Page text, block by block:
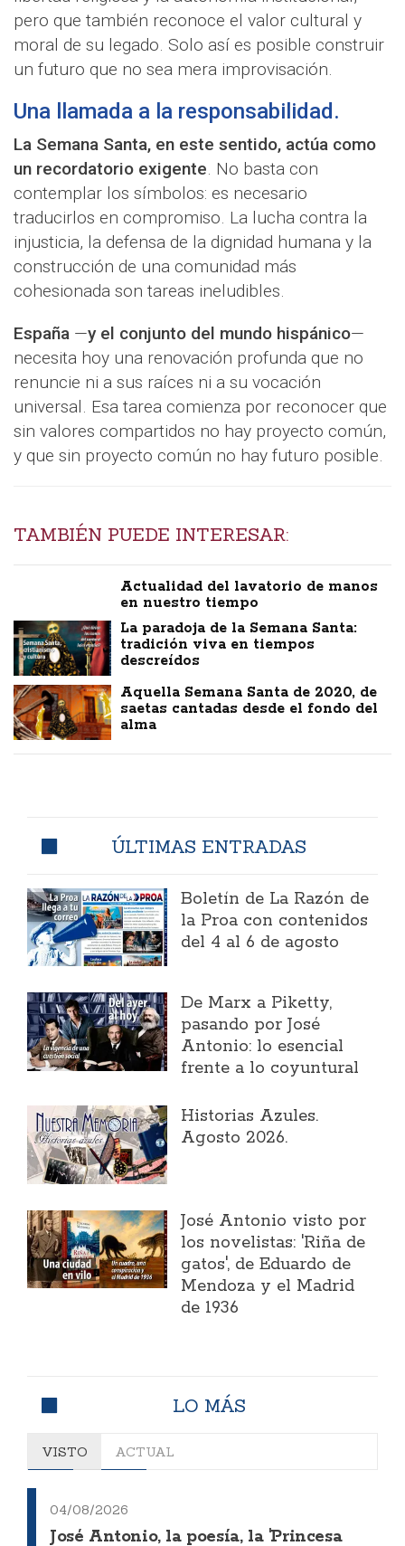
pero que también reconoce el valor cultural y
moral de su legado. Solo así es posible construir
un futuro que no sea mera improvisación.
Una llamada a la responsabilidad.
La Semana Santa, en este sentido, actúa como
un recordatorio exigente. No basta con
contemplar los símbolos: es necesario
traducirlos en compromiso. La lucha contra la
injusticia, la defensa de la dignidad humana y la
construcción de una comunidad más
cohesionada son tareas ineludibles.
España —y el conjunto del mundo hispánico—
necesita hoy una renovación profunda que no
renuncie ni a sus raíces ni a su vocación
universal. Esa tarea comienza por reconocer que
sin valores compartidos no hay proyecto común,
y que sin proyecto común no hay futuro posible.
TAMBIÉN PUEDE INTERESAR:
Actualidad del lavatorio de manos
en nuestro tiempo
La paradoja de la Semana Santa:
tradición viva en tiempos
descreídos
Aquella Semana Santa de 2020, de
saetas cantadas desde el fondo del
alma
ÚLTIMAS ENTRADAS
Boletín de La Razón de
la Proa con contenidos
del 4 al 6 de agosto
​De Marx a Piketty,
pasando por José
Antonio: lo esencial
frente a lo coyuntural
Historias Azules.
Agosto 2026.
José Antonio visto por
los novelistas: 'Riña de
gatos', de Eduardo de
Mendoza y el Madrid
de 1936
LO MÁS
VISTO ACTUAL
04/08/2026
José Antonio, la poesía, la 'Princesa